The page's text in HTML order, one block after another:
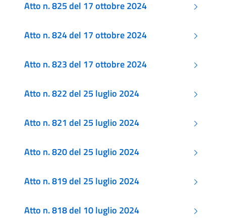
Atto n. 825 del 17 ottobre 2024
Atto n. 824 del 17 ottobre 2024
Atto n. 823 del 17 ottobre 2024
Atto n. 822 del 25 luglio 2024
Atto n. 821 del 25 luglio 2024
Atto n. 820 del 25 luglio 2024
Atto n. 819 del 25 luglio 2024
Atto n. 818 del 10 luglio 2024